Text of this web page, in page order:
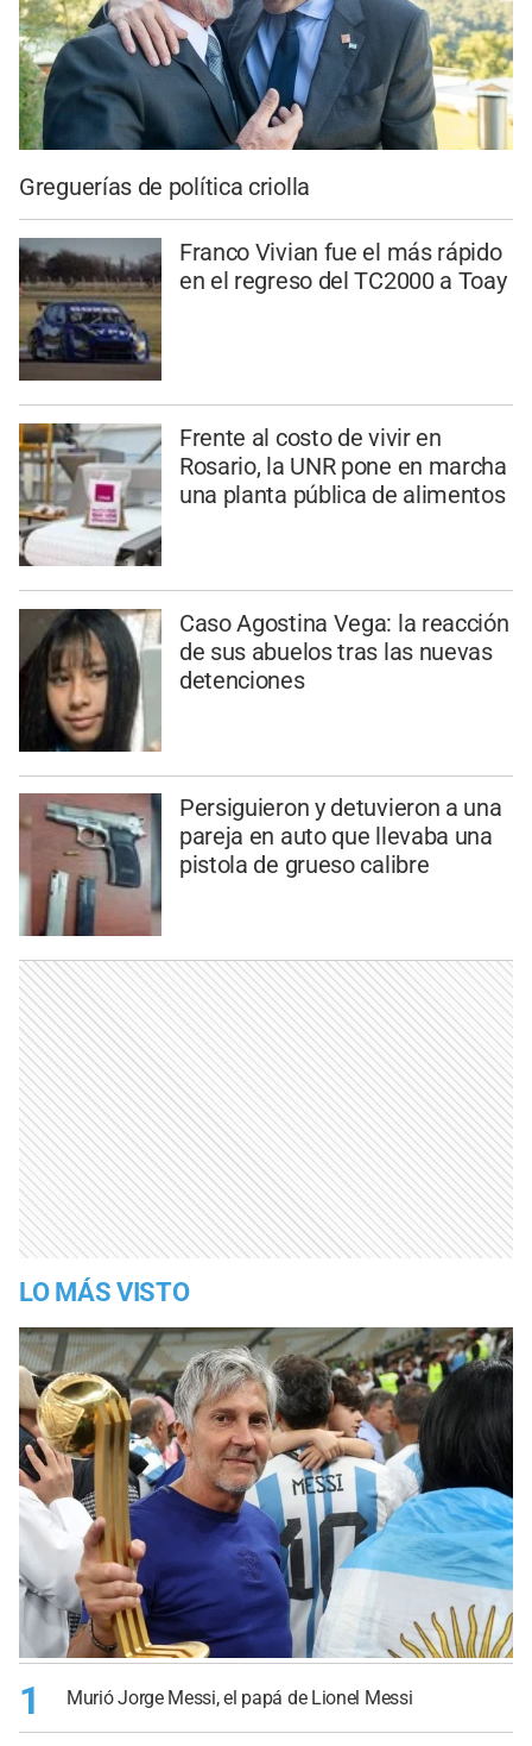
Greguerías de política criolla
Franco Vivian fue el más rápido
en el regreso del TC2000 a Toay
Frente al costo de vivir en
Rosario, la UNR pone en marcha
una planta pública de alimentos
Caso Agostina Vega: la reacción
de sus abuelos tras las nuevas
detenciones
Persiguieron y detuvieron a una
pareja en auto que llevaba una
pistola de grueso calibre
LO MÁS VISTO
1 Murió Jorge Messi, el papá de Lionel Messi